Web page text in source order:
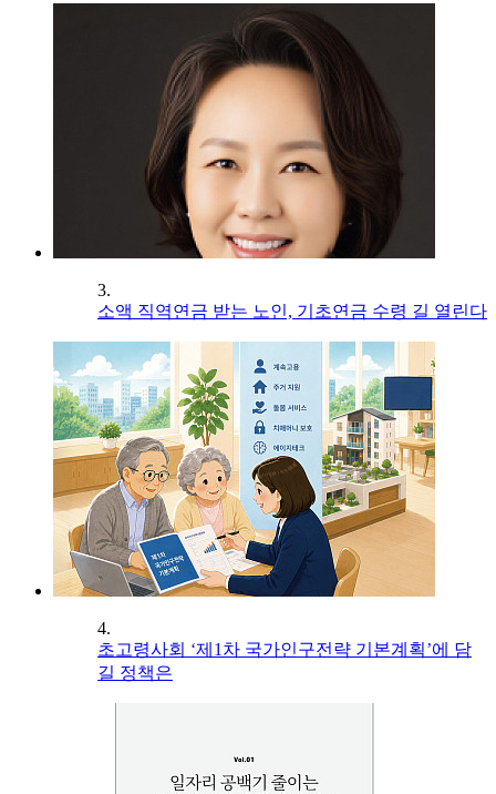
3.
소액 직역연금 받는 노인, 기초연금 수령 길 열린다
4.
초고령사회 ‘제1차 국가인구전략 기본계획’에 담
길 정책은